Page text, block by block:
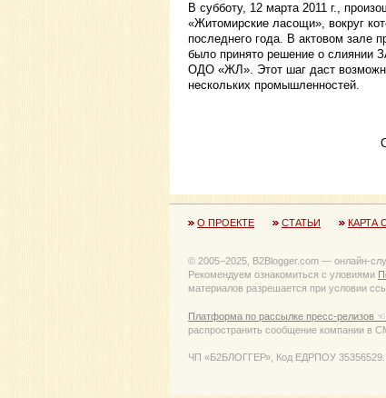
В субботу, 12 марта 2011 г.,
«Житомирские ласощи», вокруг
последнего года. В актовом зале
было принято решение о слиянии
ОДО «ЖЛ». Этот шаг даст
нескольких промышленностей.
О ПРОЕКТЕ СТАТЬИ КАРТА
© 2005−2025, B2Blogger.com — онлайн-
Рекомендуем ознакомиться с уловиями
материалов разрешается при условии
Платформа по рассылке пресс-релизов
распространить сообщение компании в
ЧП «Б2БЛОГГЕР», Код ЕДРПОУ 35356529.